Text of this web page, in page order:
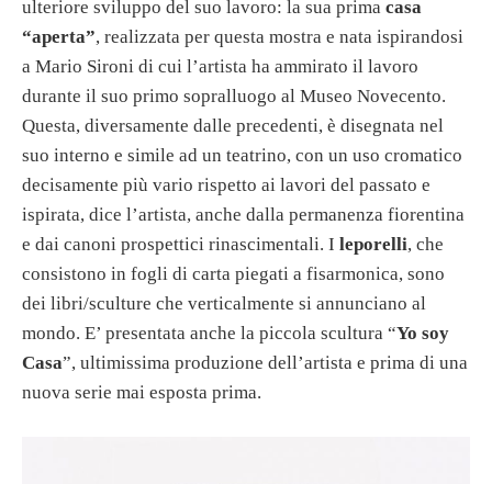
ulteriore sviluppo del suo lavoro: la sua prima casa
“aperta”, realizzata per questa mostra e nata ispirandosi
a Mario Sironi di cui l’artista ha ammirato il lavoro
durante il suo primo sopralluogo al Museo Novecento.
Questa, diversamente dalle precedenti, è disegnata nel
suo interno e simile ad un teatrino, con un uso cromatico
decisamente più vario rispetto ai lavori del passato e
ispirata, dice l’artista, anche dalla permanenza fiorentina
e dai canoni prospettici rinascimentali. I leporelli, che
consistono in fogli di carta piegati a fisarmonica, sono
dei libri/sculture che verticalmente si annunciano al
mondo. E’ presentata anche la piccola scultura “Yo soy
Casa”, ultimissima produzione dell’artista e prima di una
nuova serie mai esposta prima.